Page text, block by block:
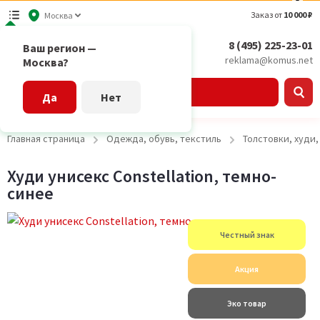
Москва
Ваш регион —
Москва?
Да Нет
Заказ от 10 000 ₽
8 (495) 225-23-01
reklama@komus.net
Главная страница Одежда, обувь, текстиль Толстовки,
Худи унисекс Constellation, темно-
синее
Честный знак
Акция
Эко товар